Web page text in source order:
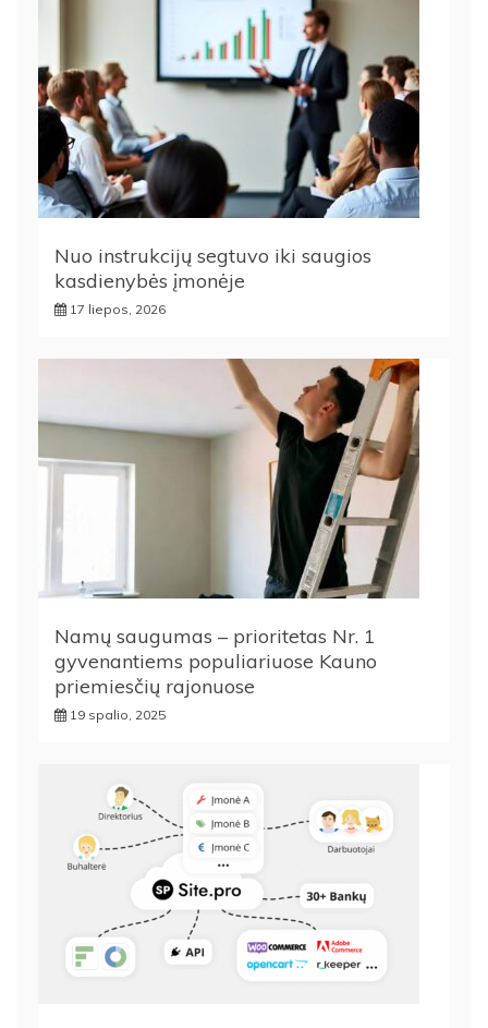
Nuo instrukcijų segtuvo iki saugios
kasdienybės įmonėje
17 liepos, 2026
Namų saugumas – prioritetas Nr. 1
gyvenantiems populiariuose Kauno
priemiesčių rajonuose
19 spalio, 2025